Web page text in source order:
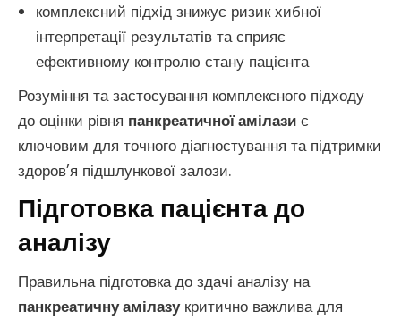
комплексний підхід знижує ризик хибної
інтерпретації результатів та сприяє
ефективному контролю стану пацієнта
Розуміння та застосування комплексного підходу
до оцінки рівня панкреатичної амілази є
ключовим для точного діагностування та підтримки
здоров’я підшлункової залози.
Підготовка пацієнта до
аналізу
Правильна підготовка до здачі аналізу на
панкреатичну амілазукритично важлива для